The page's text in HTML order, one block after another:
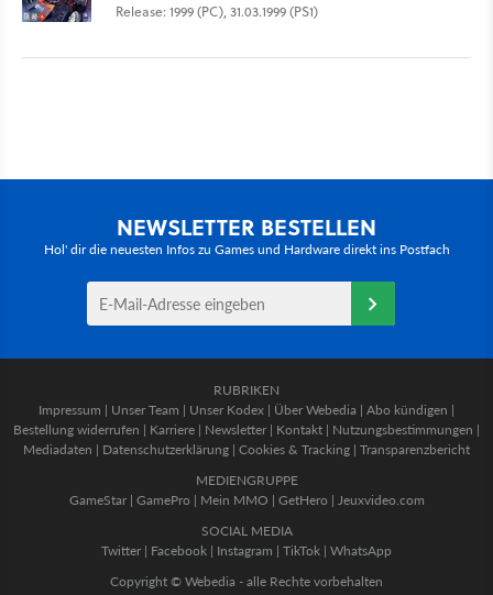
Release: 1999 (PC), 31.03.1999 (PS1)
NEWSLETTER BESTELLEN
Hol' dir die neuesten Infos zu Games und Hardware direkt ins Postfach
RUBRIKEN
Impressum | Unser Team | Unser Kodex | Über Webedia | Abo kündigen |
Bestellung widerrufen | Karriere | Newsletter | Kontakt | Nutzungsbestimmungen |
Mediadaten | Datenschutzerklärung | Cookies & Tracking | Transparenzbericht
MEDIENGRUPPE
GameStar| GamePro | Mein MMO | GetHero | Jeuxvideo.com
SOCIAL MEDIA
Twitter | Facebook | Instagram | TikTok | WhatsApp
Copyright © Webedia - alle Rechte vorbehalten